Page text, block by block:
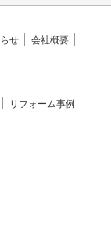
せ
会社概要
リフォーム事例